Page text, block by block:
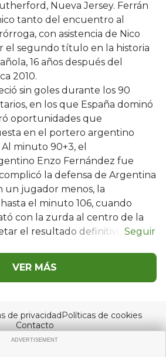
Nueva Jersey. Ferrán
tanto del encuentro al
con asistencia de Nico
el segundo título en la historia
16 años después del
2010.
sin goles durante los 90
en los que España dominó
oportunidades que
en el portero argentino
minuto 90+3, el
Enzo Fernández fue
la defensa de Argentina
un jugador menos, la
el minuto 106, cuando
con la zurda al centro de la
el resultado definitivo.
VER MÁS
de privacidadPolíticas de cookies
Contacto